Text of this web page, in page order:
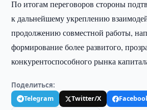
По итогам переговоров стороны
к дальнейшему укреплению
продолжению совместной работы,
формирование более развитого,
конкурентоспособного рынка
Поделиться:
Telegram Twitter/X